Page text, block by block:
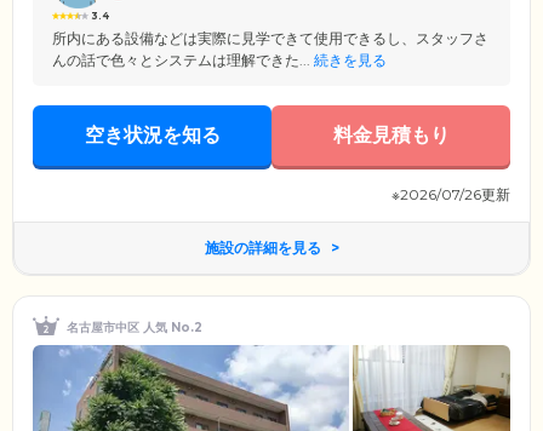
3.4
所内にある設備などは実際に見学できて使用できるし、スタッフさ
んの話で色々とシステムは理解できた... 続きを見る
空き状況を知る 料金見積もり
※2026/07/26更新
施設の詳細を見る
名古屋市中区 人気 No.2